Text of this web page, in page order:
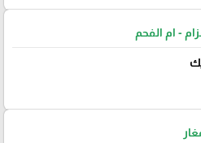
- ام الفحم